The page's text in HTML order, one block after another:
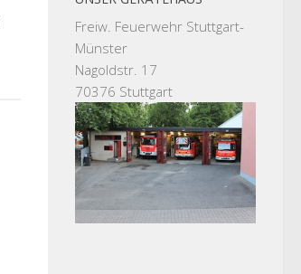
Freiw. Feuerwehr Stuttgart-
Münster
Nagoldstr. 17
70376 Stuttgart